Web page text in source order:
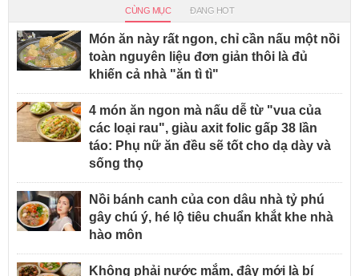
CÙNG MỤC ĐANG HOT
Món ăn này rất ngon, chỉ cần nấu một nồi
toàn nguyên liệu đơn giản thôi là đủ
khiến cả nhà "ăn tì tì"
4 món ăn ngon mà nấu dễ từ "vua của
các loại rau", giàu axit folic gấp 38 lần
táo: Phụ nữ ăn đều sẽ tốt cho dạ dày và
sống thọ
Nồi bánh canh của con dâu nhà tỷ phú
gây chú ý, hé lộ tiêu chuẩn khắt khe nhà
hào môn
Không phải nước mắm, đây mới là bí